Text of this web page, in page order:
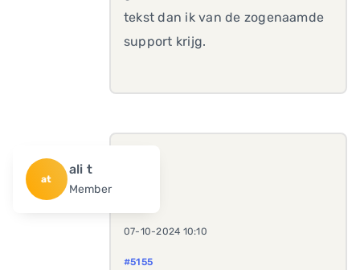
tekst dan ik van de zogenaamde
support krijg.
at
ali t
Member
07-10-2024 10:10
#5155